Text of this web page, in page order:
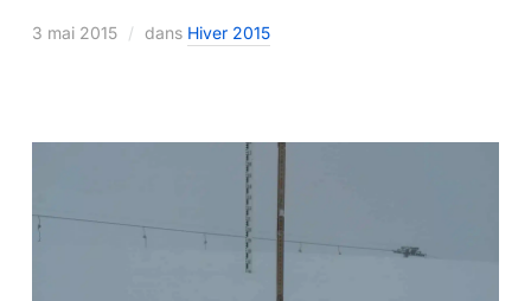
3 mai 2015 dans Hiver 2015